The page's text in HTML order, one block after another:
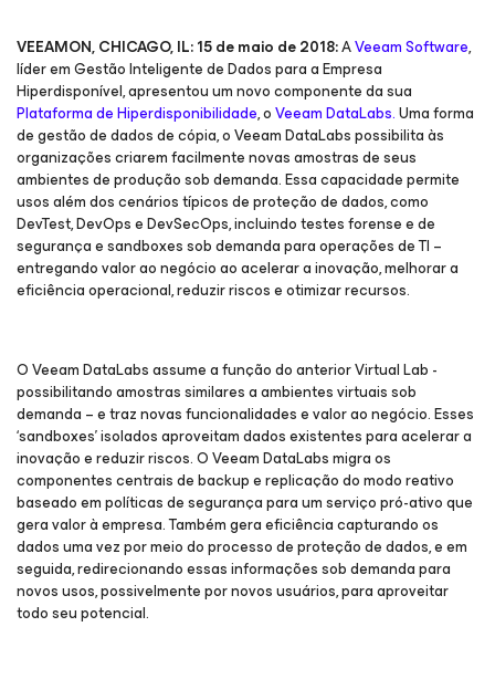
VEEAMON, CHICAGO, IL: 15 de maio de 2018:AVeeam Software,
líder em Gestão Inteligente de Dados para a Empresa
Hiperdisponível, apresentou um novo componente da sua
Plataforma de Hiperdisponibilidade, oVeeam DataLabs.Uma forma
de gestão de dados de cópia, o Veeam DataLabs possibilita às
organizações criarem facilmente novas amostras de seus
ambientes de produção sob demanda. Essa capacidade permite
usos além dos cenários típicos de proteção de dados, como
DevTest, DevOps e DevSecOps, incluindo testes forense e de
segurança e sandboxes sob demanda para operações de TI –
entregando valor ao negócio ao acelerar a inovação, melhorar a
eficiência operacional, reduzir riscos e otimizar recursos.
O Veeam DataLabs assume a função do anterior Virtual Lab -
possibilitando amostras similares a ambientes virtuais sob
demanda – e traz novas funcionalidades e valor ao negócio. Esses
‘sandboxes’ isolados aproveitam dados existentes para acelerar a
inovação e reduzir riscos. O Veeam DataLabs migra os
componentes centrais de backup e replicação do modo reativo
baseado em políticas de segurança para um serviço pró-ativo que
gera valor à empresa. Também gera eficiência capturando os
dados uma vez por meio do processo de proteção de dados, e em
seguida, redirecionando essas informações sob demanda para
novos usos, possivelmente por novos usuários, para aproveitar
todo seu potencial.